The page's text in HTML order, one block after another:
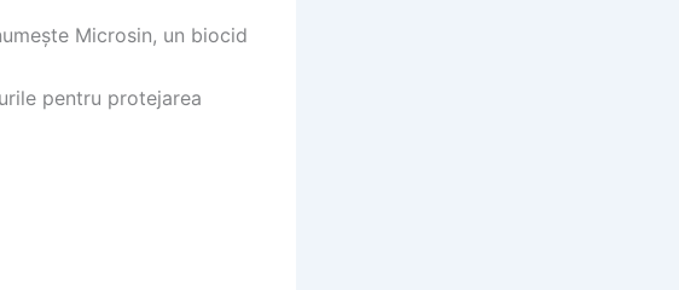
Microsin, un biocid
pentru protejarea